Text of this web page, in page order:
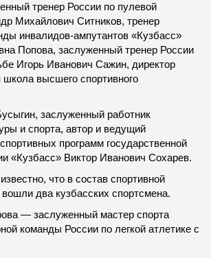
тренер России по пулевой
Михайлович Ситников, тренер
инвалидов-ампутантов «Кузбасс»
Попова, заслуженный тренер России
Игорь Иванович Сажин, директор
высшего спортивного
заслуженный работник
и спорта, автор и ведущий
программ государственной
«Кузбасс» Виктор Иванович Сохарев.
что в состав спортивной
два кузбасских спортсмена.
— заслуженный мастер спорта
команды России по легкой атлетике с